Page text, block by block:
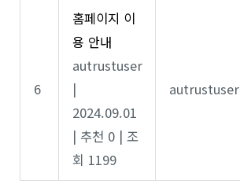
6
홈페이지 이
용 안내
autrustuser
|
2024.09.01
| 추천 0 | 조
회 1199
autrustuser